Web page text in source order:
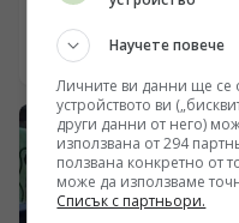
мегаватова плаваща
беше включена към
нефтеното находище
директно находището
06.08.2026 22:00
Научете повече
Личните ви данни ще се
устройството ви
други данни от него)
използвана от 294
ползвана конкретно от
може да използваме
Списък с партньори.